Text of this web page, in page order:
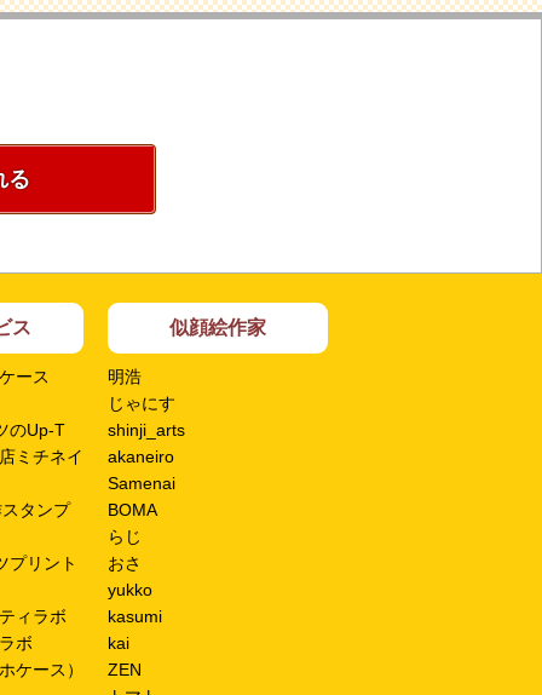
る
ス
ース
のUp-T
ミチネイ
タンプ
プリント
ィラボ
ボ
ケース）
似顔絵作家
明浩
じゃにす
shinji_arts
akaneiro
Samenai
BOMA
らじ
おさ
yukko
kasumi
kai
ZEN